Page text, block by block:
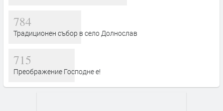
784
Традиционен събор в село Долнослав
715
Преображение Господне е!